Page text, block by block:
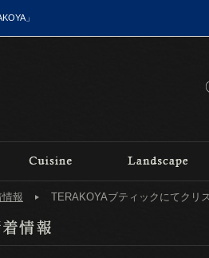
」
情報 TERAKOYAブティックにてクリ